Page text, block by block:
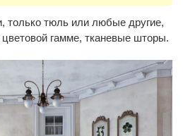
только тюль или любые другие,
гамме, тканевые шторы.